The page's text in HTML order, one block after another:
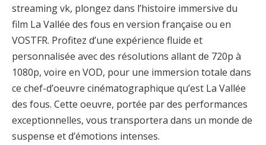
streaming vk, plongez dans l’histoire immersive du
film La Vallée des fous en version française ou en
VOSTFR. Profitez d’une expérience fluide et
personnalisée avec des résolutions allant de 720p à
1080p, voire en VOD, pour une immersion totale dans
ce chef-d’oeuvre cinématographique qu’est La Vallée
des fous. Cette oeuvre, portée par des performances
exceptionnelles, vous transportera dans un monde de
suspense et d’émotions intenses.